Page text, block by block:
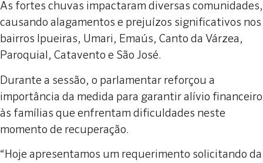
As fortes chuvas impactaram diversas comunidades,
causando alagamentos e prejuízos significativos nos
bairros Ipueiras, Umari, Emaús, Canto da Várzea,
Paroquial, Catavento e São José.
Durante a sessão, o parlamentar reforçou a
importância da medida para garantir alívio financeiro
às famílias que enfrentam dificuldades neste
momento de recuperação.
“Hoje apresentamos um requerimento solicitando da